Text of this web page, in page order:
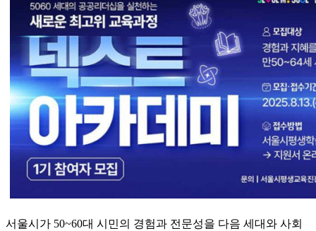
서울시가 50~60대 시민의 경험과 전문성을 다음 세대와 사회